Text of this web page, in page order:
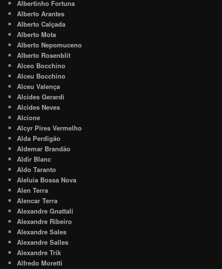
Albertinho Fortuna
Alberto Arantes
Alberto Calçada
Alberto Mota
Alberto Nepomuceno
Alberto Rosenblit
Alceo Bocchino
Alceu Bocchino
Alceu Valença
Alcides Gerardi
Alcides Neves
Alcione
Alcyr Pires Vermelho
Alda Perdigão
Aldemar Brandão
Aldir Blanc
Aldo Taranto
Aleluia Bossa Nova
Alen Terra
Alencar Terra
Alexandre Gnattali
Alexandre Ribeiro
Alexandre Sales
Alexandre Salles
Alexandre Trik
Alfredo Moretti